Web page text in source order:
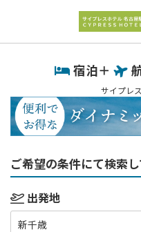
宿泊＋
サイプレ
ご希望の条件にて検索
出発地
新千歳